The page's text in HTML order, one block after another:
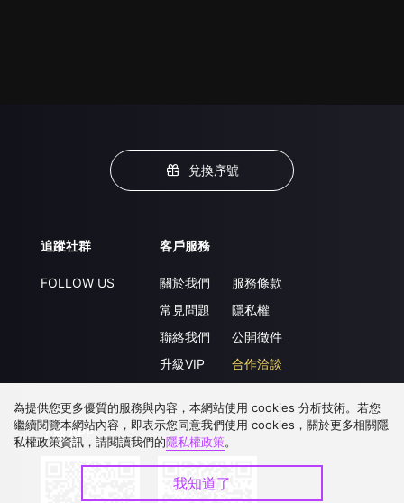
兌換序號
追蹤社群
FOLLOW US
客戶服務
關於我們
常見問題
聯絡我們
升級VIP
服務條款
隱私權
公開徵件
合作洽談
下載 APP
為提供您更多優質的服務與內容，本網站使用 cookies 分析技術。若您
繼續閱覽本網站內容，即表示您同意我們使用 cookies，關於更多相關隱
私權政策資訊，請閱讀我們的隱私權政策。
我知道了